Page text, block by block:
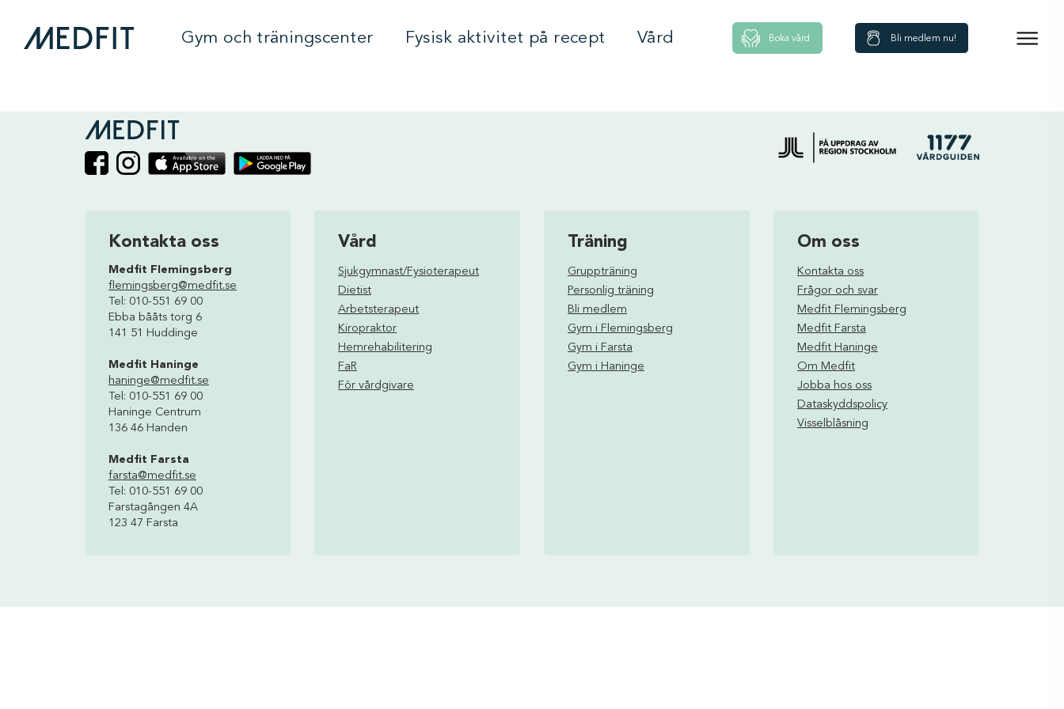
Gym och träningscenter Fysisk aktivitet på recept Vård Boka vård Bli medlem nu!
Kontakta oss
Medfit Flemingsberg
flemingsberg@medfit.se
Tel: 010-551 69 00
Ebba bååts torg 6
141 51 Huddinge
Medfit Haninge
haninge@medfit.se
Tel: 010-551 69 00
Haninge Centrum
136 46 Handen
Medfit Farsta
farsta@medfit.se
Tel: 010-551 69 00
Farstagången 4A
123 47 Farsta
Vård
Sjukgymnast/Fysioterapeut
Dietist
Arbetsterapeut
Kiropraktor
Hemrehabilitering
FaR
För vårdgivare
Träning
Gruppträning
Personlig träning
Bli medlem
Gym i Flemingsberg
Gym i Farsta
Gym i Haninge
Om oss
Kontakta oss
Frågor och svar
Medfit Flemingsberg
Medfit Farsta
Medfit Haninge
Om Medfit
Jobba hos oss
Dataskyddspolicy
Visselblåsning